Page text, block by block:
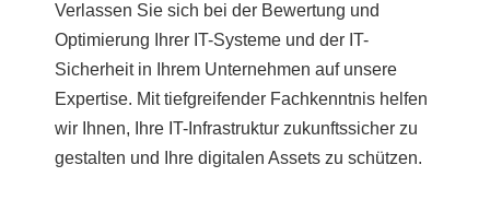
Verlassen Sie sich bei der Bewertung und
Optimierung Ihrer IT-Systeme und der IT-
Sicherheit in Ihrem Unternehmen auf unsere
Expertise. Mit tiefgreifender Fachkenntnis helfen
wir Ihnen, Ihre IT-Infrastruktur zukunftssicher zu
gestalten und Ihre digitalen Assets zu schützen.